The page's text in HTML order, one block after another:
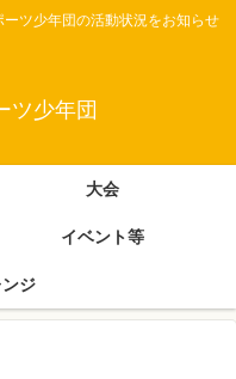
ツ少年団の活動状況をお知らせ
ツ少年団
大会
イベント等
ジ